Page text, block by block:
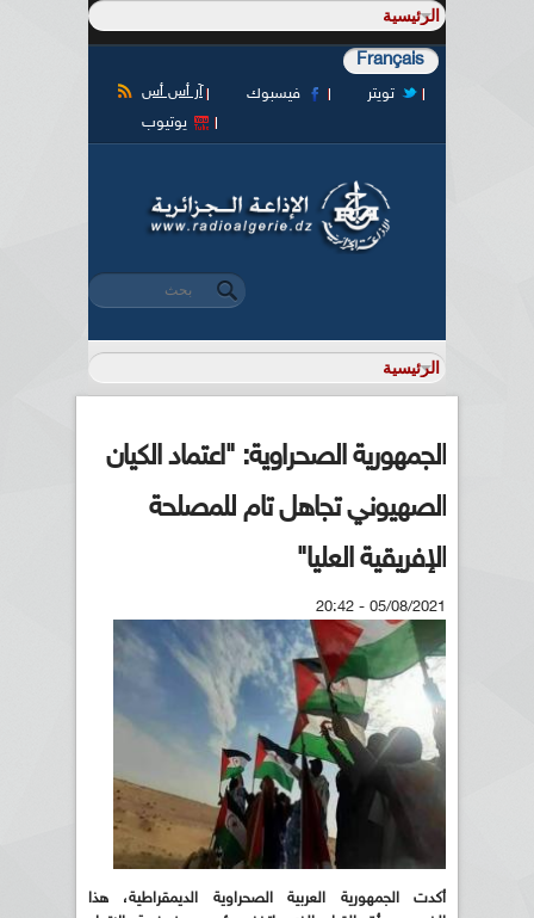
Français
آر أس أس فيسبوك
تويتر
يوتيوب
استمارة البحث
‏بحث ‏
الجمهورية الصحراوية: "اعتماد الكيان
الصهيوني تجاهل تام للمصلحة
الإفريقية العليا"
05/08/2021 - 20:42
أكدت الجمهورية العربية الصحراوية الديمقراطية، هذا